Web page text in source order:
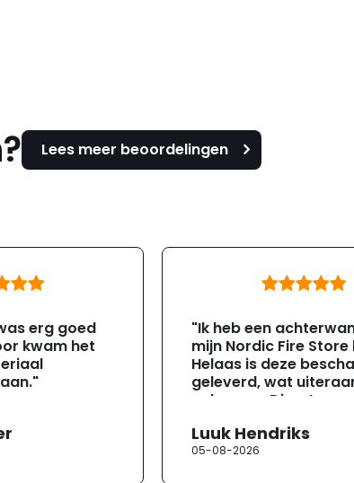
Lees meer beoordelingen
erg goed
kwam het
"Ik heb een
mijn Nordic Fire
Helaas is deze
geleverd, wat
gebeuren. Direct na
opgenomen met de
klantenservice. Helaas
Luuk Hendriks
05-08-2026